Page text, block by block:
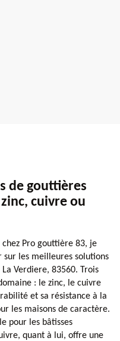
de gouttières
cuivre ou
Pro gouttière 83, je
sur les meilleures solutions
Verdiere, 83560. Trois
: le zinc, le cuivre
et sa résistance à la
les maisons de caractère.
pour les bâtisses
quant à lui, offre une